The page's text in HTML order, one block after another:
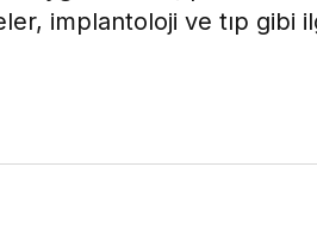
implantoloji ve tıp gibi